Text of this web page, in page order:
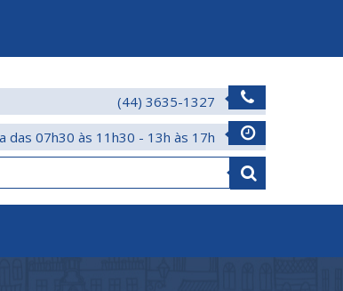
(44) 3635-1327
das 07h30 às 11h30 - 13h às 17h